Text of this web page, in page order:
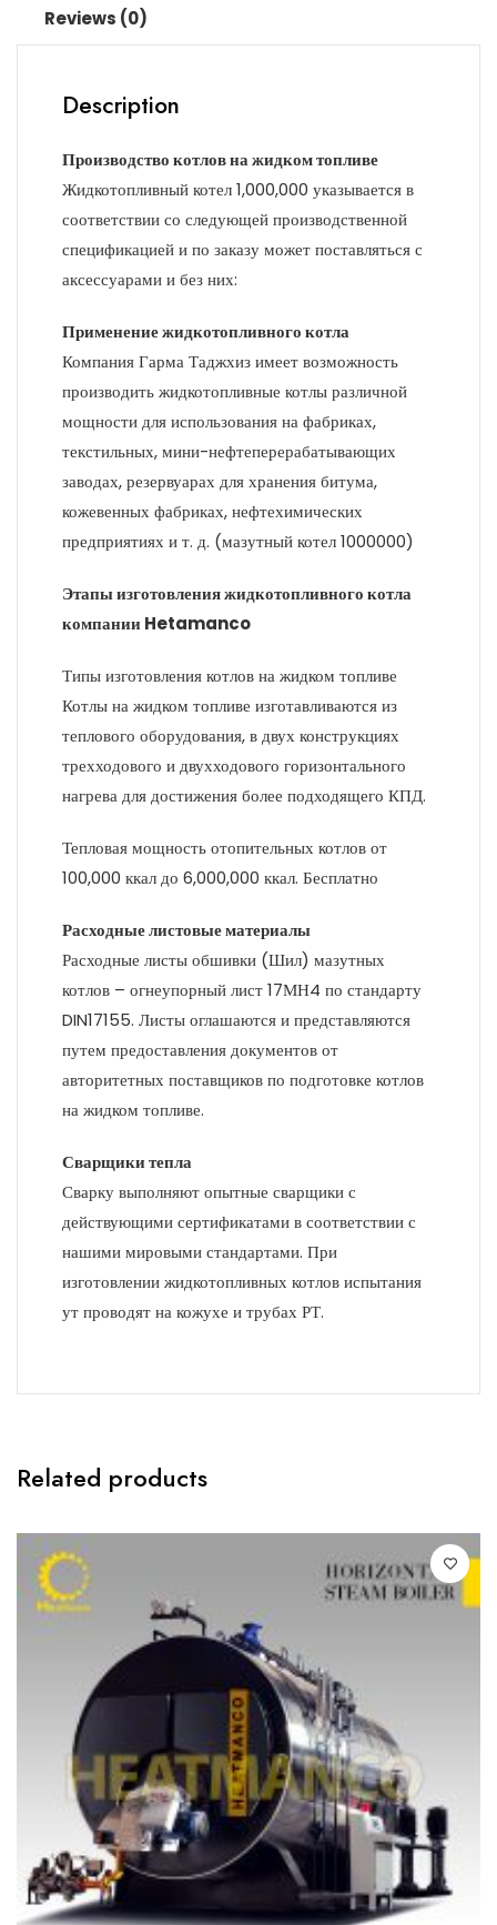
Reviews (0)
Description
Производство котлов на жидком топливе
Жидкотопливный котел 1,000,000 указывается в
соответствии со следующей производственной
спецификацией и по заказу может поставляться с
аксессуарами и без них:
Применение жидкотопливного котла
Компания Гарма Таджхиз имеет возможность
производить жидкотопливные котлы различной
мощности для использования на фабриках,
текстильных, мини-нефтеперерабатывающих
заводах, резервуарах для хранения битума,
кожевенных фабриках, нефтехимических
предприятиях и т. д. (мазутный котел 1000000)
Этапы изготовления жидкотопливного котла
компании Hetamanco
Типы изготовления котлов на жидком топливе
Котлы на жидком топливе изготавливаются из
теплового оборудования, в двух конструкциях
трехходового и двухходового горизонтального
нагрева для достижения более подходящего КПД.
Тепловая мощность отопительных котлов от
100,000 ккал до 6,000,000 ккал. Бесплатно
Расходные листовые материалы
Расходные листы обшивки (Шил) мазутных
котлов – огнеупорный лист 17МН4 по стандарту
DIN17155. Листы оглашаются и представляются
путем предоставления документов от
авторитетных поставщиков по подготовке котлов
на жидком топливе.
Сварщики тепла
Сварку выполняют опытные сварщики с
действующими сертификатами в соответствии с
нашими мировыми стандартами. При
изготовлении жидкотопливных котлов испытания
ут проводят на кожухе и трубах РТ.
Related products